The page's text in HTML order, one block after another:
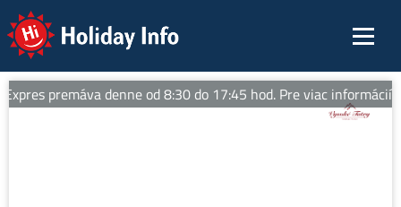
Holiday Info
premáva denne od 8:30 do 17:45 hod. Pre viac